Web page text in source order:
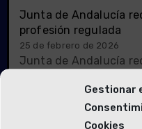
Gestionar
Cookies
Junta de Andalucía
profesión regulada
25 de febrero de 2026
Junta de Andalucía
una profesión
Comunidad